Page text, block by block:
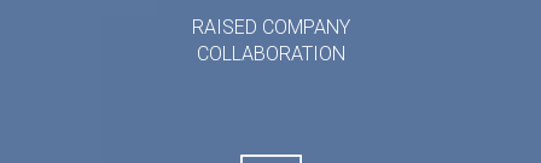
RAISED COMPANY
COLLABORATION